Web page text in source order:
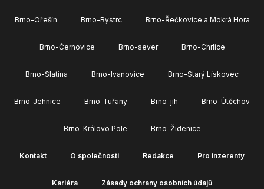
Brno-Ořešín Brno-Bystrc Brno-Řečkovice a Mokrá Hora
Brno-Černovice Brno-sever Brno-Chrlice
Brno-Slatina Brno-Ivanovice Brno-Starý Lískovec
Brno-Jehnice Brno-Tuřany Brno-jih Brno-Útěchov
Brno-Královo Pole Brno-Židenice
Kontakt O společnosti Redakce Pro inzerenty
Kariéra Zásady ochrany osobních údajů